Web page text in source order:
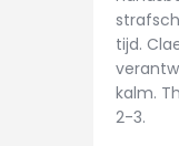
tijd.
kalm.
2-3.